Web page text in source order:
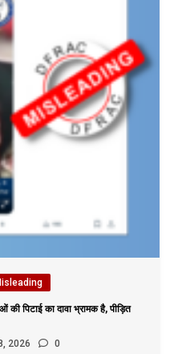
पिटाई का दावा भ्रामक है, पीड़ित
2026 0